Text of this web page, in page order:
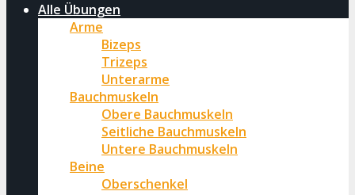
Alle Übungen
Arme
Bizeps
Trizeps
Unterarme
Bauchmuskeln
Obere Bauchmuskeln
Seitliche Bauchmuskeln
Untere Bauchmuskeln
Beine
Oberschenkel